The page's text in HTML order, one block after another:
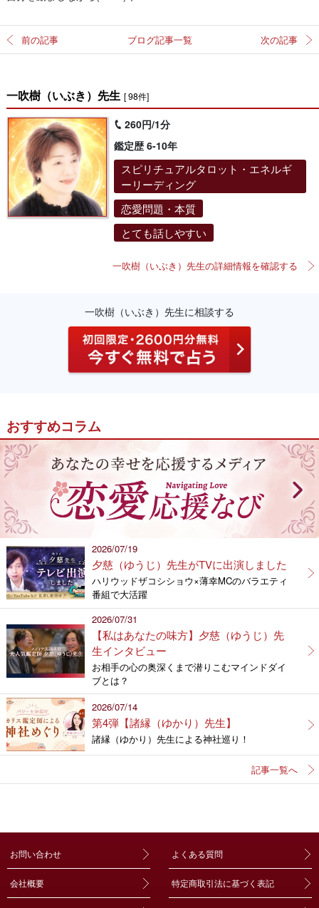
前の記事 ブログ記事一覧 次の記事
一吹樹（いぶき）先生 [ 98件]
260円/1分
鑑定歴 6-10年
スピリチュアルタロット・エネルギ
ーリーディング
恋愛問題・本質
とても話しやすい
一吹樹（いぶき）先生の詳細情報を確認する
一吹樹（いぶき）先生に相談する
おすすめコラム
2026/07/19
夕慈（ゆうじ）先生がTVに出演しました
ハリウッドザコシショウ×薄幸MCのバラエティ
番組で大活躍
2026/07/31
【私はあなたの味方】夕慈（ゆうじ）先
生インタビュー
お相手の心の奥深くまで潜りこむマインドダイ
ブとは？
2026/07/14
第4弾【諸縁（ゆかり）先生】
諸縁（ゆかり）先生による神社巡り！
記事一覧へ
お問い合わせ よくある質問
会社概要 特定商取引法に基づく表記